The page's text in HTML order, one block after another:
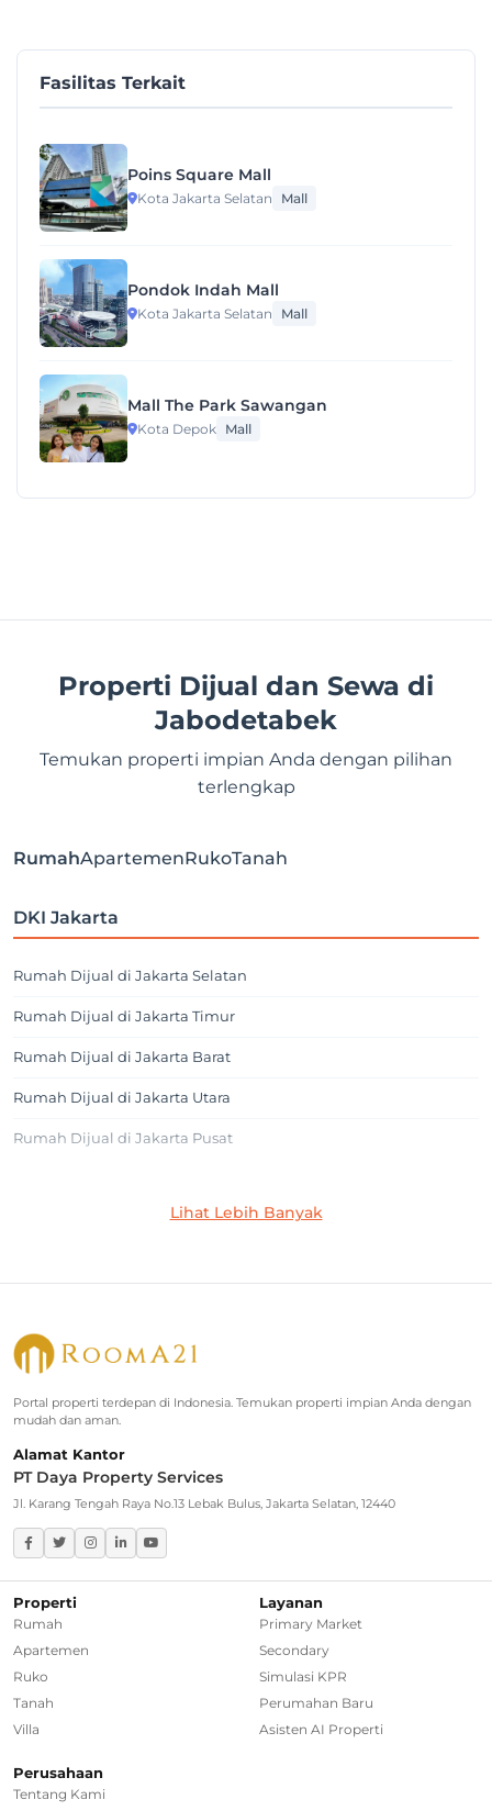
Fasilitas Terkait
Poins Square Mall
Kota Jakarta Selatan Mall
Pondok Indah Mall
Kota Jakarta Selatan Mall
Mall The Park Sawangan
Kota Depok Mall
Properti Dijual dan Sewa di
Jabodetabek
Temukan properti impian Anda dengan pilihan
terlengkap
RumahApartemenRukoTanah
DKI Jakarta
Rumah Dijual di Jakarta Selatan
Rumah Dijual di Jakarta Timur
Rumah Dijual di Jakarta Barat
Rumah Dijual di Jakarta Utara
Rumah Dijual di Jakarta Pusat
Rumah Dijual di Jagakarsa
Rumah Dijual di Kebayoran Baru
Rumah Dijual di Cinere
Greater Jakarta
Rumah Dijual di Bekasi
Rumah Dijual di Tangerang Selatan
Rumah Dijual di Depok
Regional Agencies
Bandung
Lihat Lebih Banyak
Portal properti terdepan di Indonesia. Temukan properti impian Anda dengan
mudah dan aman.
Alamat Kantor
PT Daya Property Services
Jl. Karang Tengah Raya No.13 Lebak Bulus, Jakarta Selatan, 12440
Properti
Rumah
Apartemen
Ruko
Tanah
Villa
Layanan
Primary Market
Secondary
Simulasi KPR
Perumahan Baru
Asisten AI Properti
Perusahaan
Tentang Kami